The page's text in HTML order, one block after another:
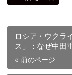
ロシア・ウクラ
ス」：なぜ中田
連株に注目した
« 前のページ